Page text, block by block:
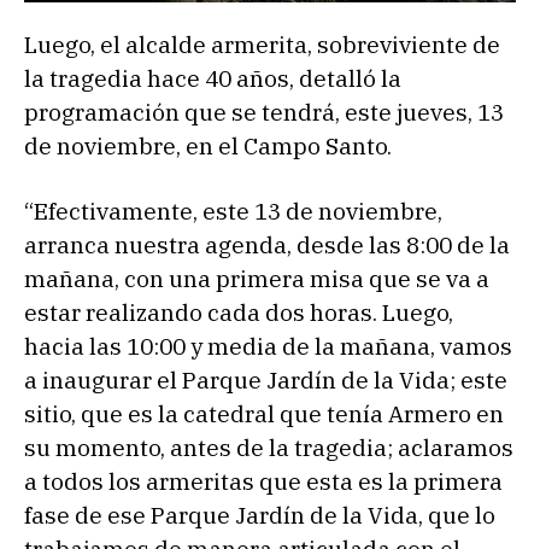
Luego, el alcalde armerita, sobreviviente de
la tragedia hace 40 años, detalló la
programación que se tendrá, este jueves, 13
de noviembre, en el Campo Santo.
“Efectivamente, este 13 de noviembre,
arranca nuestra agenda, desde las 8:00 de la
mañana, con una primera misa que se va a
estar realizando cada dos horas. Luego,
hacia las 10:00 y media de la mañana, vamos
a inaugurar el Parque Jardín de la Vida; este
sitio, que es la catedral que tenía Armero en
su momento, antes de la tragedia; aclaramos
a todos los armeritas que esta es la primera
fase de ese Parque Jardín de la Vida, que lo